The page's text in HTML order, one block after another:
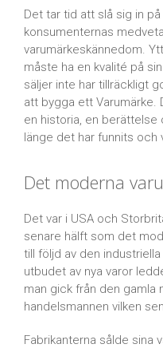
Det tar tid att slå sig in
konsumenternas
varumärkeskännedom.
måste ha en kvalité på
säljer inte har tillräckligt
att bygga ett Varumärke.
en historia, en
länge det har funnits och
Det moderna
Det var i USA och
senare hälft som det
till följd av den
utbudet av nya varor
man gick från den gamla
handelsmannen vilken
Fabrikanterna sålde sina